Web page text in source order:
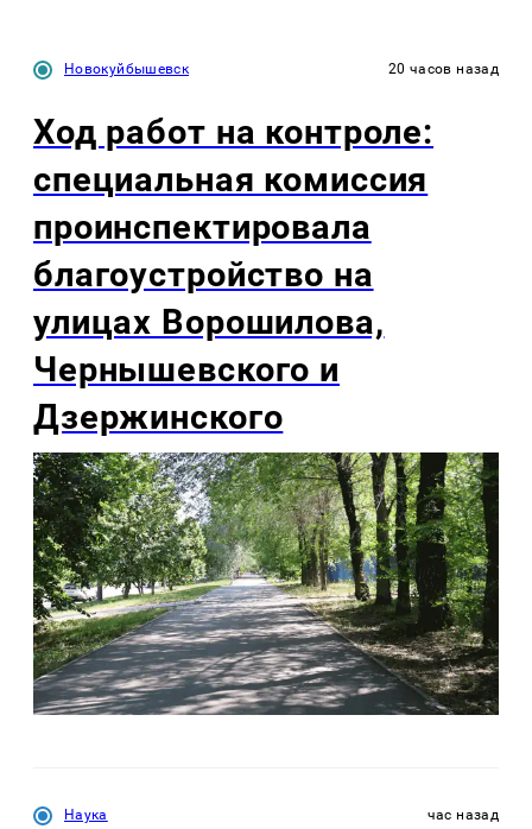
Новокуйбышевск 20 часов назад
Ход работ на контроле:
специальная комиссия
проинспектировала
благоустройство на
улицах Ворошилова,
Чернышевского и
Дзержинского
Наука час назад